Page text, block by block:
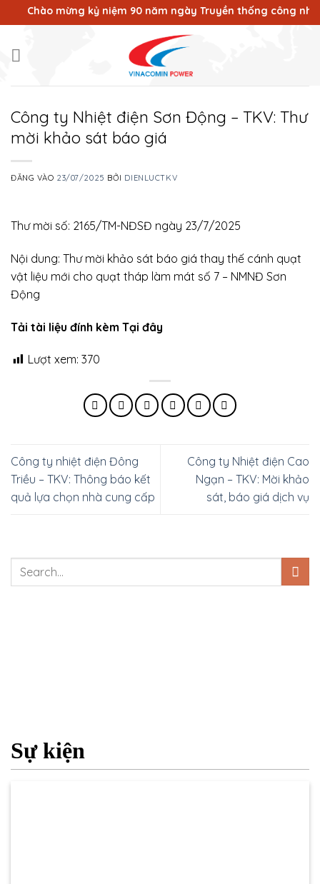
qua
dung
Chào mừng kỷ niệm 90 năm ngày Truyền thống công nhân
Công ty Nhiệt điện Sơn Động – TKV: Thư
mời khảo sát báo giá
ĐĂNG VÀO 23/07/2025 BỞI DIENLUCTKV
Thư mời số: 2165/TM-NĐSĐ ngày 23/7/2025
Nội dung: Thư mời khảo sát báo giá thay thế cánh quạt
vật liệu mới cho quạt tháp làm mát số 7 – NMNĐ Sơn
Động
Tải tài liệu đính kèm Tại đây
Lượt xem: 370
Công ty nhiệt điện Đông
Triều – TKV: Thông báo kết
quả lựa chọn nhà cung cấp
Công ty Nhiệt điện Cao
Ngạn – TKV: Mời khảo
sát, báo giá dịch vụ
Sự kiện